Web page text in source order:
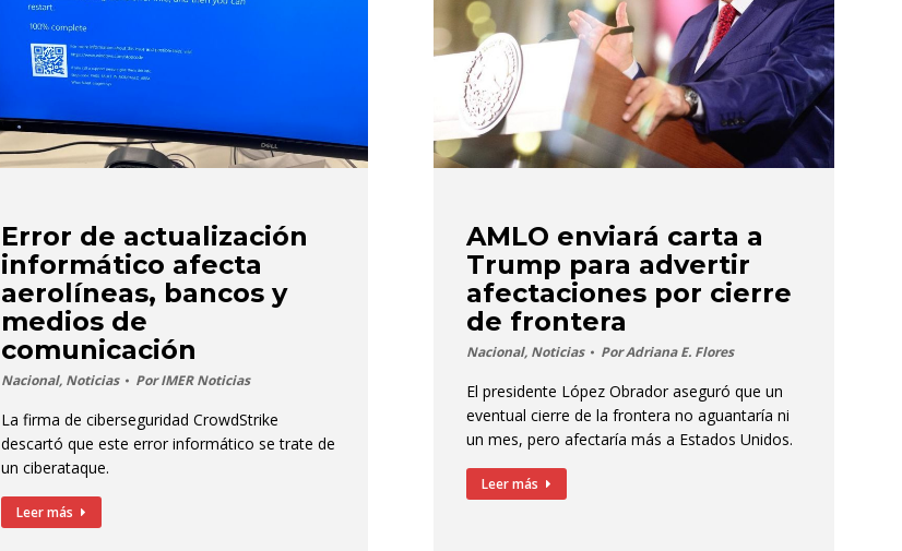
Error de actualización
informático afecta
aerolíneas, bancos y
medios de
comunicación
Nacional, Noticias PorIMER Noticias
La firma de ciberseguridad CrowdStrike
descartó que este error informático se trate de
un ciberataque.
Leer más
AMLO enviará carta a
Trump para advertir
afectaciones por cierre
de frontera
Nacional, Noticias PorAdriana E. Flores
El presidente López Obrador aseguró que un
eventual cierre de la frontera no aguantaría ni
un mes, pero afectaría más a Estados Unidos.
Leer más